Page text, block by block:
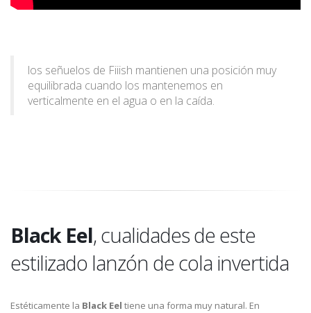
los señuelos de Fiiish mantienen una posición muy
equilibrada cuando los mantenemos en
verticalmente en el agua o en la caída.
Black Eel, cualidades de este
estilizado lanzón de cola invertida
Estéticamente la Black Eel tiene una forma muy natural. En